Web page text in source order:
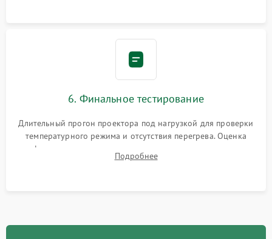
6. Финальное тестирование
Длительный прогон проектора под нагрузкой для проверки
температурного режима и отсутствия перегрева. Оценка
фокуса, контрастности и цветопередачи на тестовых
таблицах. Проверка работы всех видеовходов и кнопок
Подробнее